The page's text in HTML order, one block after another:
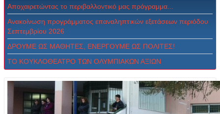
Αποχαιρετώντας το περιβαλλοντικό μας πρόγραμμα...
Ανακοίνωση προγράμματος επαναληπτικών εξετάσεων περιόδου
Σεπτεμβρίου 2026
ΔPOYME ΩΣ MAΘHTEΣ, ENEPΓOYME ΩΣ ΠOΛITEΣ!
ΤΟ ΚΟΥΚΛΟΘΕΑΤΡΟ ΤΩΝ ΟΛΥΜΠΙΑΚΩΝ ΑΞΙΩΝ